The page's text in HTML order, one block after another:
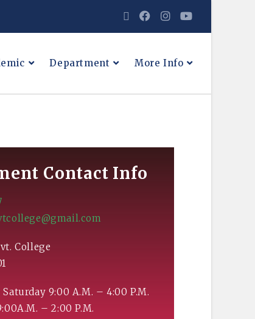
Department More Info
Contact Info
College
9:00 A.M. – 4:00 P.M.
– 2:00 P.M.